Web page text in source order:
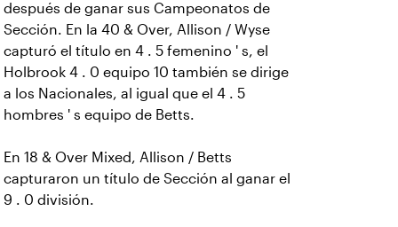
después de ganar sus Campeonatos de
Sección. En la 40 & Over, Allison / Wyse
capturó el título en 4 . 5 femenino ' s, el
Holbrook 4 . 0 equipo 10 también se dirige
a los Nacionales, al igual que el 4 . 5
hombres ' s equipo de Betts.
En 18 & Over Mixed, Allison / Betts
capturaron un título de Sección al ganar el
9 . 0 división.